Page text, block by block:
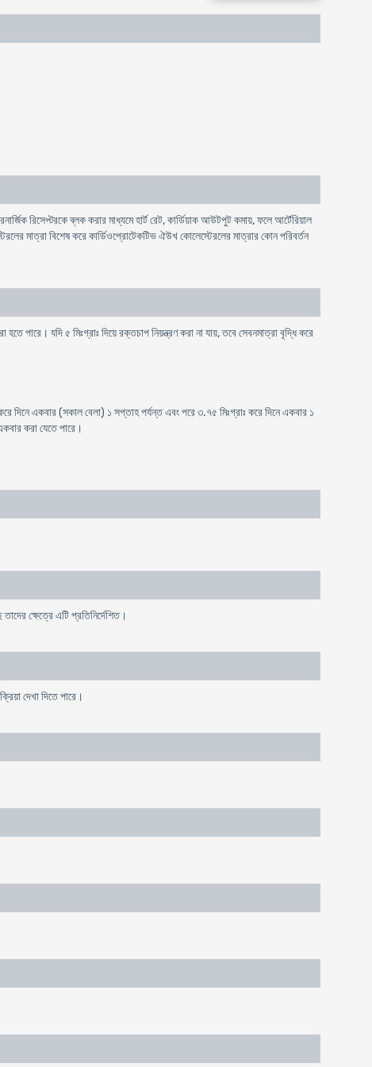
রিসেপ্টরকে ব্লক করার মাধ্যমে হার্ট রেট, কার্ডিয়াক আউটপুট কমায়, ফলে আর্টেরিয়াল
মাত্রা বিশেষ করে কার্ডিওপ্রোটেকটিভ ঐউখ কোলেস্টেরলের মাত্রার কোন পরিবর্তন
পারে। যদি ৫ মিঃগ্রাঃ দিয়ে রক্তচাপ নিয়ন্ত্রণ করা না যায়, তবে সেবনমাত্রা বৃদ্ধি করে
দিনে একবার (সকাল বেলা) ১ সপ্তাহ পর্যন্ত এবং পরে ৩.৭৫ মিঃগ্রাঃ করে দিনে একবার ১
করা যেতে পারে।
ক্ষেত্রে এটি প্রতিনির্দেশিত।
দেখা দিতে পারে।